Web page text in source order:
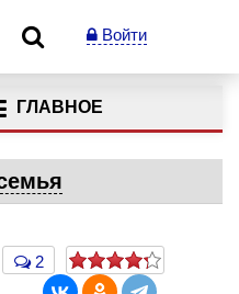
Войти
ГЛАВНОЕ
2